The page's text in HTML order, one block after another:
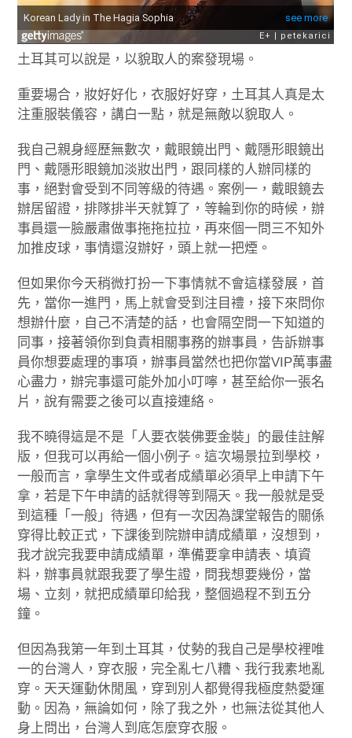
土耳其可以說是，以貌取人的案發現場。
重要場合，妝好好化，衣服好好穿，土耳其人真是太
注重服裝儀容，講白一點，就是無敵以貌取人。
我自己親身經歷無數次，戴眼鏡出門、戴隱形眼鏡出
門、戴隱形眼鏡加淡妝出門，跟同樣的人辦同樣的
事，絕對會受到不同等級的待遇。案例一，戴眼鏡去
辦居留證，排隊排半天就算了，等輪到你的時候，辦
事員還一臉嚴肅做事拖拖拉拉，再來個一問三不知外
加推皮球，事情還沒辦好，頭上就一把煙。
但如果你今天稍微打扮一下事情就不會這樣發展，首
先，當你一進門，馬上就會受到注目禮，接下來問你
想辦什麼，自己不清楚的話，也會隔空問一下知道的
同事，接著領你到負責相關事務的辦事員，告訴辦事
員你想要處理的事項，辦事員當然也把你當VIP萬事盡
心盡力，辦完事還可能外加小叮嚀，甚至給你一張名
片，說有需要之後可以直接連絡。
我不曉得這是不是「人要衣裝佛要金裝」的最佳註解
版，但我可以再給一個小例子。這次場景拉到學校，
一般而言，拿學生文件或者成績單必須早上申請下午
拿，若是下午申請的話就得等到隔天。我一般就是受
到這種「一般」待遇，但有一次因為課堂報告的關係
穿得比較正式，下課後到院辦申請成績單，沒想到，
我才說完我要申請成績單，準備要拿申請表、填資
料，辦事員就跟我要了學生證，問我想要幾份，當
場、立刻，就把成績單印給我，整個過程不到五分
鐘。
但因為我第一年到土耳其，仗勢的我自己是學校裡唯
一的台灣人，穿衣服，完全亂七八糟、我行我素地亂
穿。天天運動休閒風，穿到別人都覺得我極度熱愛運
動。因為，無論如何，除了我之外，也無法從其他人
身上問出，台灣人到底怎麼穿衣服。